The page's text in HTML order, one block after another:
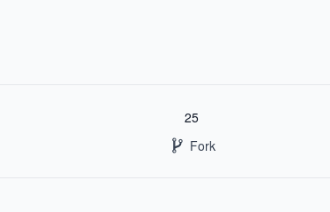
25
Fork